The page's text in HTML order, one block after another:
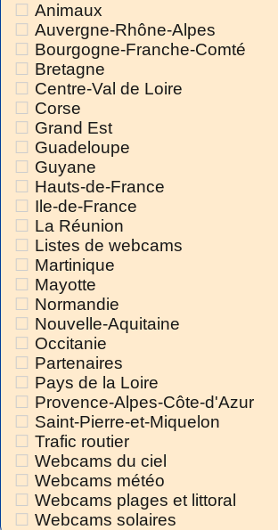
Animaux
Auvergne-Rhône-Alpes
Bourgogne-Franche-Comté
Bretagne
Centre-Val de Loire
Corse
Grand Est
Guadeloupe
Guyane
Hauts-de-France
Ile-de-France
La Réunion
Listes de webcams
Martinique
Mayotte
Normandie
Nouvelle-Aquitaine
Occitanie
Partenaires
Pays de la Loire
Provence-Alpes-Côte-d'Azur
Saint-Pierre-et-Miquelon
Trafic routier
Webcams du ciel
Webcams météo
Webcams plages et littoral
Webcams solaires